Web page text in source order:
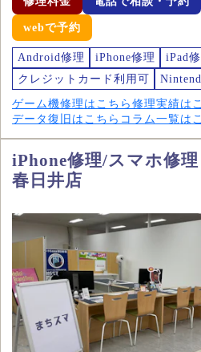
webで予約
Android修理 iPhone修理
iPad
クレジットカード利用可
ゲーム機修理はこちら 修理実績は
データ復旧はこちら コラム一覧は
iPhone修理/スマホ修
春日井店